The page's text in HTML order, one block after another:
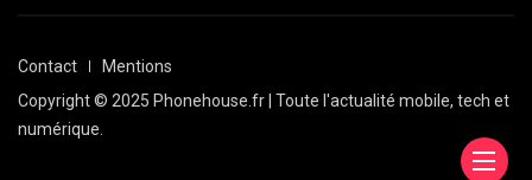
Contact
Mentions
Copyright © 2025 Phonehouse.fr | Toute l'actualité mobile, tech et
numérique.